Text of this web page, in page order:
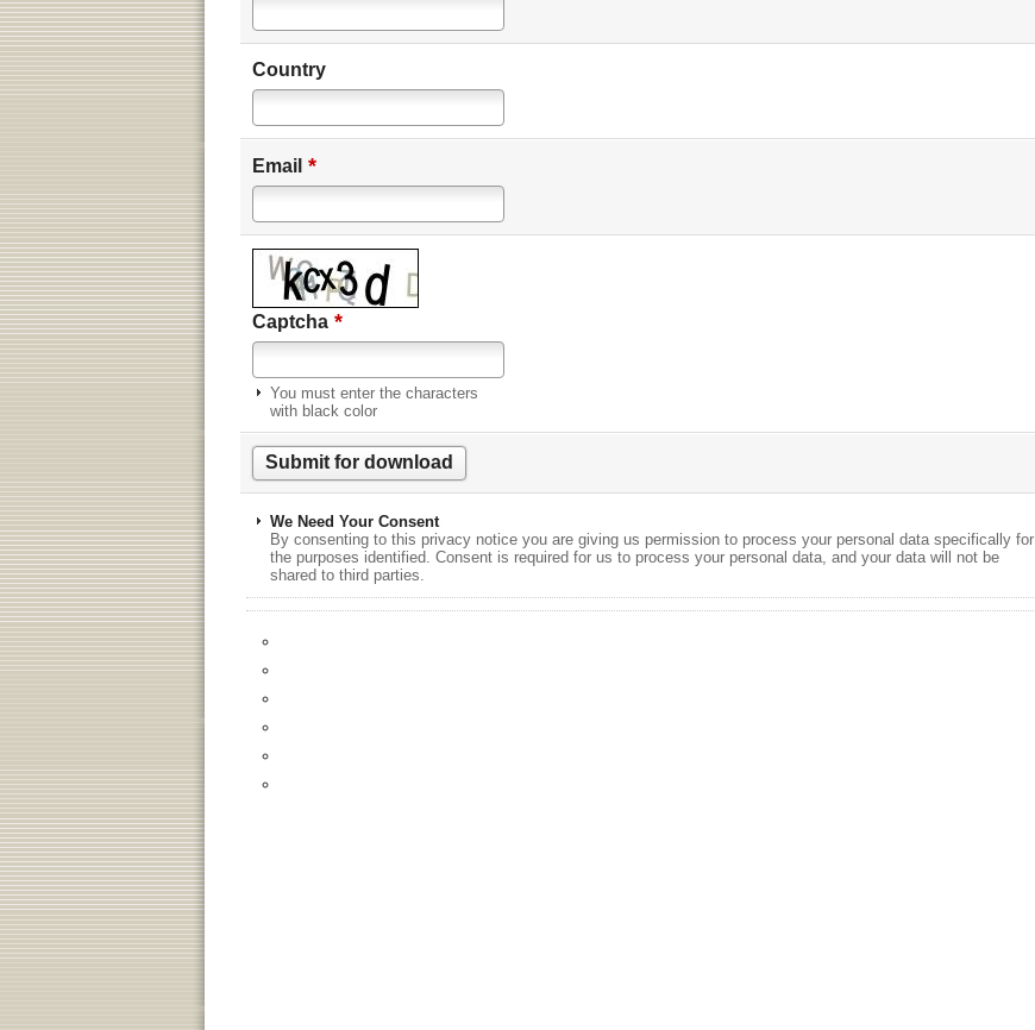
Country
Email *
Captcha *
You must enter the characters
with black color
We Need Your Consent
By consenting to this privacy notice you are giving us permission to process your personal data specifically for
the purposes identified. Consent is required for us to process your personal data, and your data will not be
shared to third parties.